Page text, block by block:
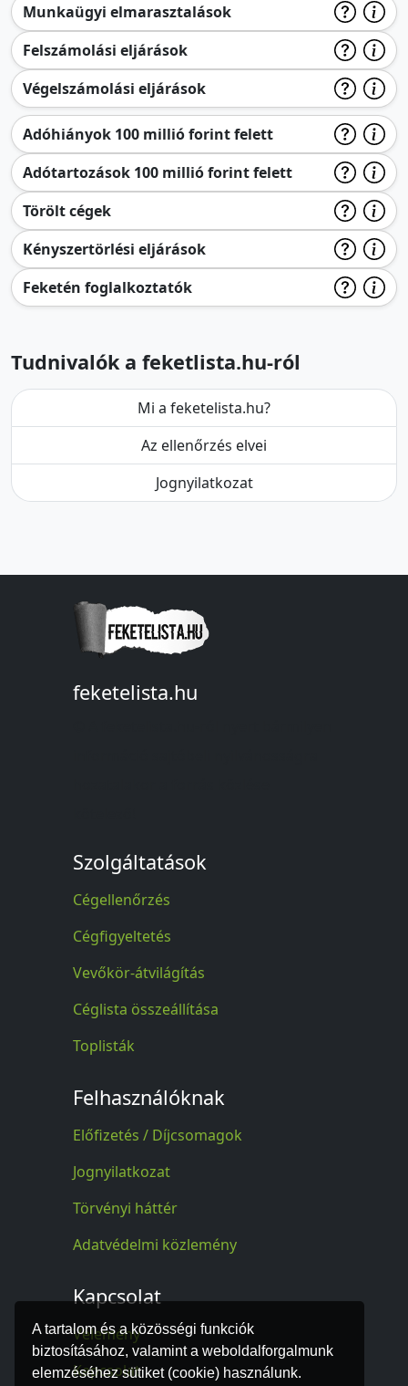
A tartalom és a közösségi funkciók
biztosításához, valamint a weboldalforgalmunk
elemzéséhez sütiket (cookie) használunk.
Munkaügyi elmarasztalások
Felszámolási eljárások
Végelszámolási eljárások
Adóhiányok 100 millió forint felett
Adótartozások 100 millió forint felett
Törölt cégek
Kényszertörlési eljárások
Feketén foglalkoztatók
Tudnivalók a feketlista.hu-ról
Mi a feketelista.hu?
Az ellenőrzés elvei
Jognyilatkozat
feketelista.hu
Szolgáltatások
Cégellenőrzés
Cégfigyeltetés
Vevőkör-átvilágítás
Céglista összeállítása
Toplisták
Felhasználóknak
Előfizetés / Díjcsomagok
Jognyilatkozat
Törvényi háttér
Adatvédelmi közlemény
Kapcsolat
Vélemény
Kapcsolat